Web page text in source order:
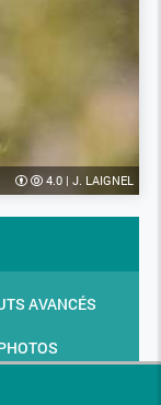
4.0 | J. LAIGNEL
AVANCÉS